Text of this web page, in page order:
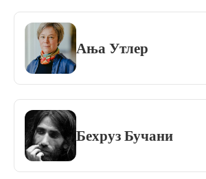
Ања Утлер
Бехруз Бучани